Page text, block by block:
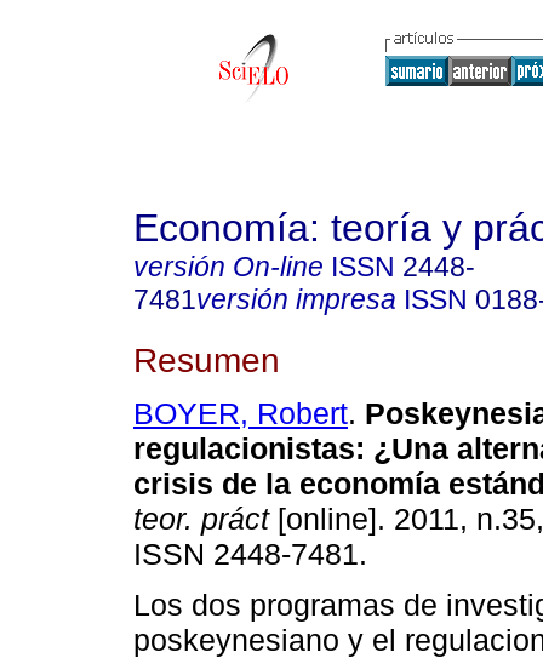
Economía: teoría y
versión On-line ISSN 2448-
7481versión impresa ISSN
Resumen
BOYER, Robert.
regulacionistas: ¿Una
crisis de la economía
teor. práct[online]. 2011,
ISSN 2448-7481.
Los dos programas de
poskeynesiano y el